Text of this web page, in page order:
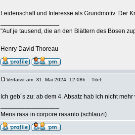
Leidenschaft und Interesse als Grundmotiv: Der
"Auf je tausend, die an den Blättern des Bösen
Henry David Thoreau
Verfasst am: 31. Mai 2024, 12:08h Titel:
Ich geb´s zu: ab dem 4. Absatz hab ich nicht
Mens rasa in corpore rasanto (schlauzi)